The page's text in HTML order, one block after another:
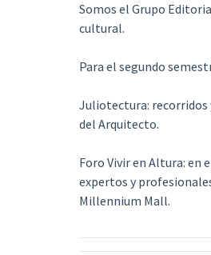
Somos el Grupo
cultural.
Para el segundo
Juliotectura: recorridos
del Arquitecto.
Foro Vivir en Altura: en
expertos y
Millennium Mall.